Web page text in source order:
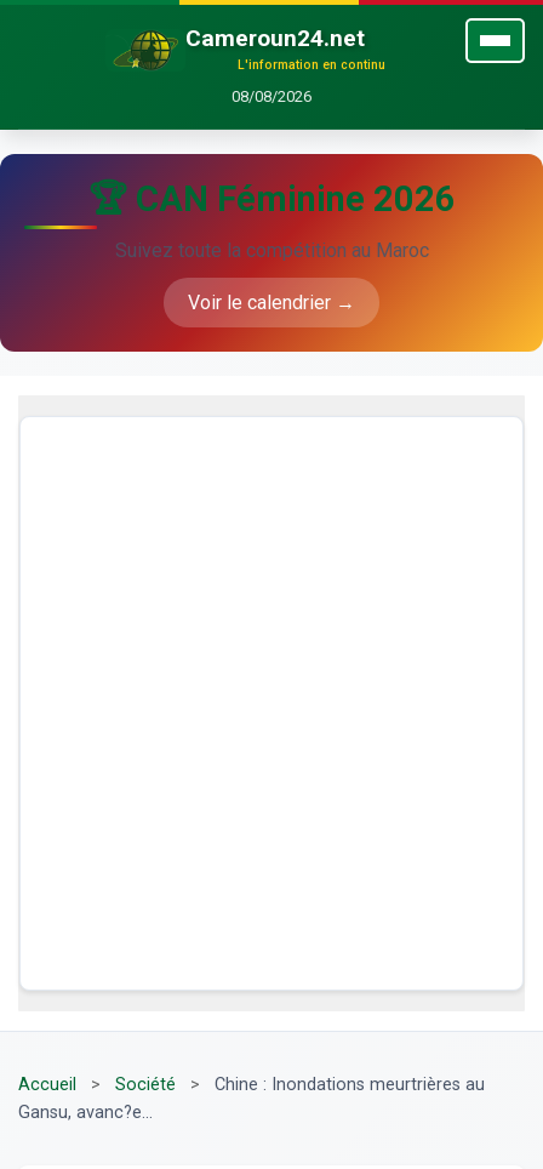
Cameroun24.net
L'information en continu
08/08/2026
🏆 CAN Féminine 2026
Suivez toute la compétition au Maroc
Voir le calendrier →
Accueil > Société >
Chine : Inondations meurtrières au
Gansu, avanc?e...